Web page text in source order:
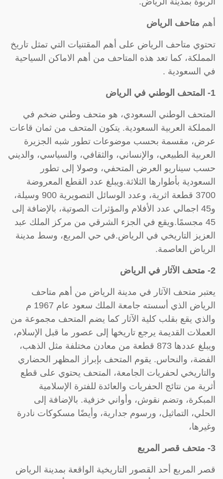
أهم متاحف الرياض
تحتوي متاحف الرياض على أهم المقتنيات التي تمثل تاريخ
المملكة، كما تعد هذه المتاحف من أهم الاماكن السياحية
في السعودية .
1- المتحف الوطني في الرياض
المتحف الوطني السعودي، هو متحف وطني ضخم في
المملكة العربية السعودية. يتكون المتحف من ثمان قاعات
عرض، مقسمة بحسب موضوعات تطور شبه الجزيرة
العربية الطبيعي، والإنساني، والثقافي، والسياسي، والديني
حسب سيناريو العرض المتحفي، وصولا إلى تطور
السعودية بأطوارها الثلاثة.ويبلغ عدد القطع المعروضة
3700 قطعة اثرية، وعدد الوسائل التصويرية 900 وسيلة،
و45 اجمالي عدد الأفلام والمؤثرات الصوتية، بالإضافة إلى
45 مجسمًا.ويقع في الجزء الشرقي من مركز الملك عبد
العزيز التاريخي في الرياض.في حي المربع، وسط مدينة
الرياض العاصمة.
2- متحف الآثار في الرياض
يعتبر متحف الآثار في مدينة الرياض من أهم متاحف
الرياض الذي أسسته جامعة الملك سعود عام 1967 م
والذي يقع بقلب كلية الآثار كما يضم المتحف مجموعة من
العملات القديمة يرجع تاريخها إلى عصور ما قبل الإسلام،
ويبلغ عددها 873 قطعة من معادن مختلفة مثل الذهب،
الفضة، والنحاس. يقوم المتحف بإبراز المظهر الحضاري
والتاريخي لحفريات الجامعة، المتحف يحتوي على قطع
أثرية من نتائج الحفريات والعائدة للفترة الإسلامية
المبكرة، وتضم نقوش، وأواني خزفية. بالإضافة إلى
الحلي، التماثيل، ورسوم جدارية، وأيضًا مسكوكات نادرة
وغيرها،
3- متحف قصر المربع
قصر المربع أحد القصور التاريخية الواقعة بمدينة الرياض